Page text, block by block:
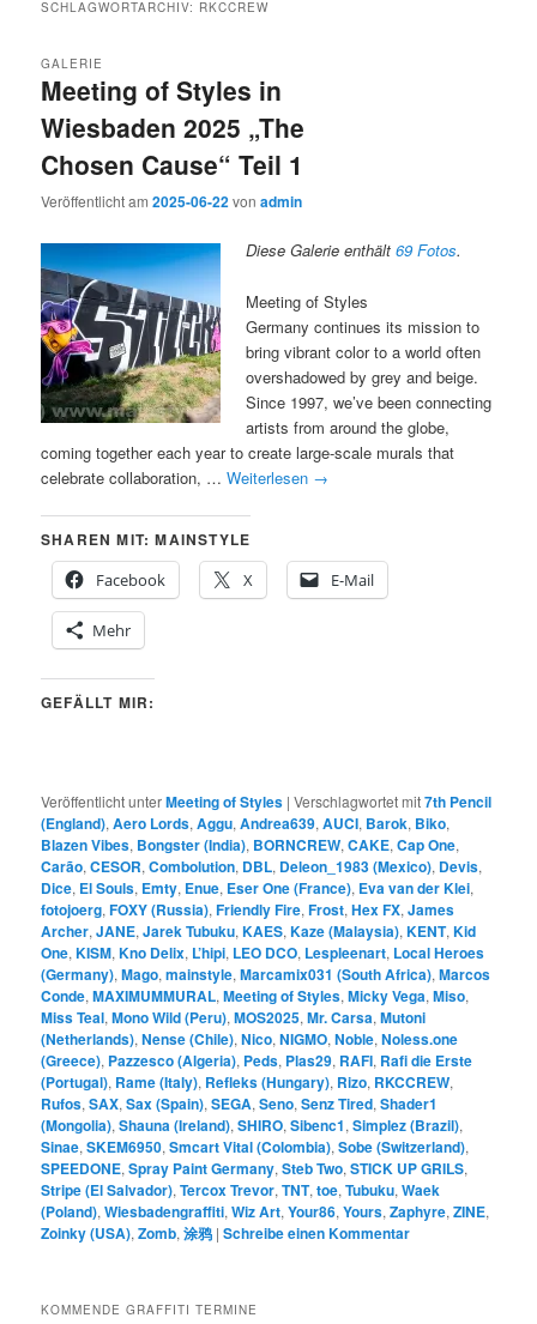
SCHLAGWORTARCHIV: RKCCREW
Meeting of Styles in
Wiesbaden 2025 „The
Chosen Cause“ Teil 1
GALERIE
Veröffentlicht am2025-06-22vonadmin
Diese Galerie enthält69 Fotos.
Meeting of Styles
Germany continues its mission to
bring vibrant color to a world often
overshadowed by grey and beige.
Since 1997, we’ve been connecting
artists from around the globe,
coming together each year to create large-scale murals that
celebrate collaboration, …Weiterlesen →
SHAREN MIT: MAINSTYLE
Facebook
X E-Mail
Mehr
GEFÄLLT MIR:
Veröffentlicht unterMeeting of Styles |Verschlagwortet mit7th Pencil
(England),Aero Lords,Aggu,Andrea639,AUCI, Barok, Biko,
Blazen Vibes, Bongster (India), BORNCREW,CAKE,Cap One,
Carão,CESOR,Combolution, DBL, Deleon_1983 (Mexico), Devis,
Dice, El Souls, Emty, Enue, Eser One (France), Eva van der Klei,
fotojoerg,FOXY (Russia),Friendly Fire,Frost,Hex FX,James
Archer,JANE,Jarek Tubuku,KAES,Kaze (Malaysia),KENT,Kid
One,KISM,Kno Delix, L’hipi, LEO DCO, Lespleenart, Local Heroes
(Germany),Mago,mainstyle,Marcamix031 (South Africa),Marcos
Conde,MAXIMUMMURAL,Meeting of Styles,Micky Vega,Miso,
Miss Teal,Mono Wild (Peru),MOS2025,Mr. Carsa,Mutoni
(Netherlands),Nense (Chile),Nico,NIGMO,Noble,Noless.one
(Greece), Pazzesco (Algeria), Peds, Plas29, RAFI, Rafi die Erste
(Portugal), Rame (Italy), Refleks (Hungary), Rizo, RKCCREW,
Rufos,SAX,Sax (Spain),SEGA,Seno,Senz Tired,Shader1
(Mongolia),Shauna (Ireland),SHIRO,Sibenc1,Simplez (Brazil),
Sinae,SKEM6950,Smcart Vital (Colombia),Sobe (Switzerland),
SPEEDONE,Spray Paint Germany,Steb Two,STICK UP GRILS,
Stripe (El Salvador),Tercox Trevor,TNT,toe,Tubuku,Waek
(Poland),Wiesbadengraffiti,Wiz Art,Your86,Yours,Zaphyre,ZINE,
Zoinky (USA),Zomb,涂鸦 |Schreibe einen Kommentar
KOMMENDE GRAFFITI TERMINE